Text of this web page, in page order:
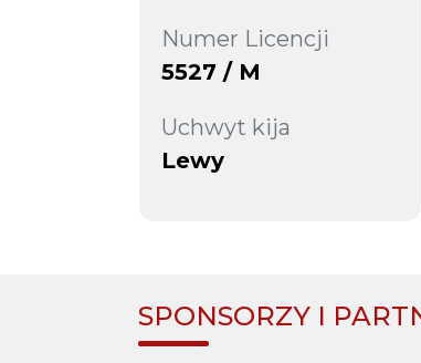
Numer Licencji
5527 / M
Uchwyt kija
Lewy
SPONSORZY I